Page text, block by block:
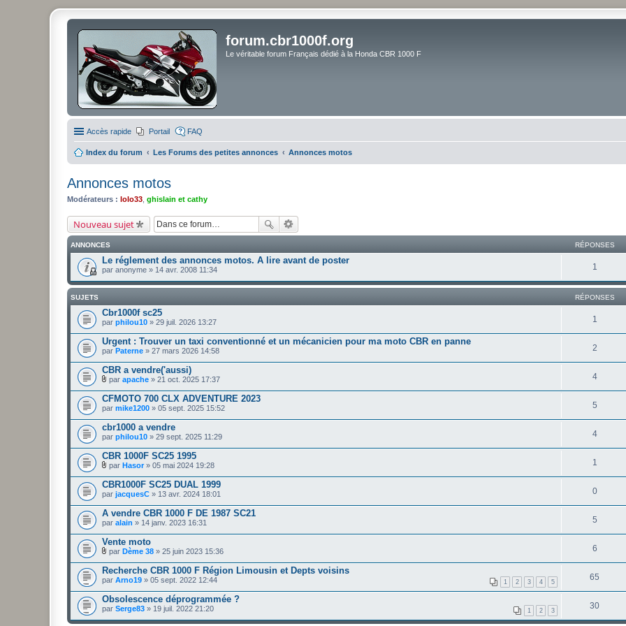
forum.cbr1000f.org
Le véritable forum Français dédié à la Honda CBR 1000 F
Accès rapide Portail FAQ
Index du forum Les Forums des petites annonces Annonces motos
Annonces motos
Modérateurs : lolo33 ghislain et cathy
Nouveau sujet
ANNONCES RÉPONSES
Le réglement des annonces motos. A lire avant de poster
par anonyme » 14 avr. 2008 11:34 1
SUJETS RÉPONSES
Cbr1000f sc25
par philou10 » 29 juil. 2026 13:27 1
Urgent : Trouver un taxi conventionné et un mécanicien pour ma moto CBR en panne
par Paterne » 27 mars 2026 14:58 2
CBR a vendre('aussi)
F
i
c
h
i
e
r
s
)
o
i
n
t
(
s
par apache » 21 oct. 2025 17:37 4
CFMOTO 700 CLX ADVENTURE 2023
par mike1200 » 05 sept. 2025 15:52 5
cbr1000 a vendre
par philou10 » 29 sept. 2025 11:29 4
CBR 1000F SC25 1995
F
i
c
h
i
e
r
s
)
o
i
n
t
(
s
par Hasor» 05 mai 2024 19:28 1
CBR1000F SC25 DUAL 1999
par jacquesC » 13 avr. 2024 18:01 0
A vendre CBR 1000 F DE 1987 SC21
par alain » 14 janv. 2023 16:31 5
Vente moto
F
i
c
h
i
e
r
par Dème 38 » 25 juin 2023 15:36 6
Recherche CBR 1000 F Région Limousin et Depts voisins
1 2 3 4 5
par Arno19 » 05 sept. 2022 12:44 65
Obsolescence déprogrammée ?
1 2 3
par Serge83 » 19 juil. 2022 21:20 30